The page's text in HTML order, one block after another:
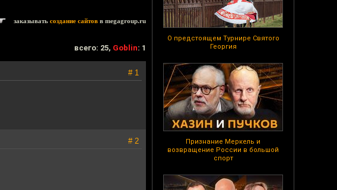
О предстоящем Турнире Святого
Георгия
Признание Меркель и
возвращение России в большой
спорт
заказывать создание сайтов в megagroup.ru
всего: 25, Goblin: 1
# 1
# 2